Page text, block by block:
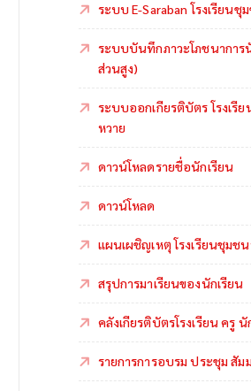
ระบบ E-Saraban โรงเรียน
ระบบบันทึกภาวะโภชนาการ
ส่วนสูง)
ระบบออกเกียรติบัตร โรงเรี
หวาย
ดาวน์โหลดรายชื่อนักเรียน
ดาวน์โหลด
แผนเผชิญเหตุ โรงเรียนชุมช
สรุปการมาเรียนของนักเรียน
คลังเกียรติบัตรโรงเรียน ครู นั
รายการการอบรม ประชุม สัม